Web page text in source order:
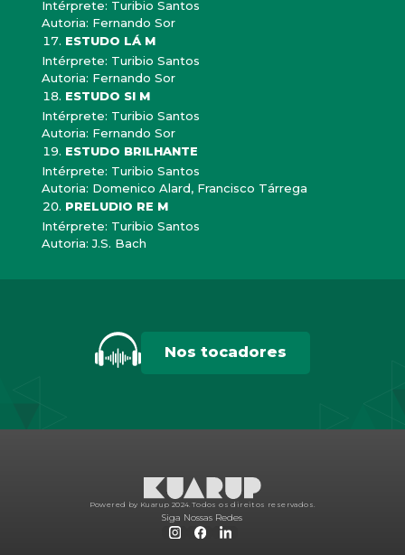
Intérprete: Turibio Santos
Autoria: Fernando Sor
ESTUDO LÁ M
Intérprete: Turibio Santos
Autoria: Fernando Sor
ESTUDO SI M
Intérprete: Turibio Santos
Autoria: Fernando Sor
ESTUDO BRILHANTE
Intérprete: Turibio Santos
Autoria: Domenico Alard, Francisco Tárrega
PRELUDIO RE M
Intérprete: Turibio Santos
Autoria: J.S. Bach
Nos tocadores
Powered by Kuarup 2024. Todos os direitos reservados.
Siga Nossas Redes